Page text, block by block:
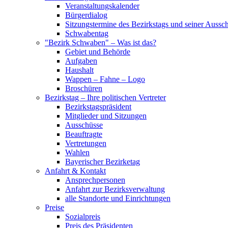
Veranstaltungskalender
Bürgerdialog
Sitzungstermine des Bezirkstags und seiner
Schwabentag
"Bezirk Schwaben" – Was ist das?
Gebiet und Behörde
Aufgaben
Haushalt
Wappen – Fahne – Logo
Broschüren
Bezirkstag – Ihre politischen Vertreter
Bezirkstagspräsident
Mitglieder und Sitzungen
Ausschüsse
Beauftragte
Vertretungen
Wahlen
Bayerischer Bezirketag
Anfahrt & Kontakt
Ansprechpersonen
Anfahrt zur Bezirksverwaltung
alle Standorte und Einrichtungen
Preise
Sozialpreis
Preis des Präsidenten